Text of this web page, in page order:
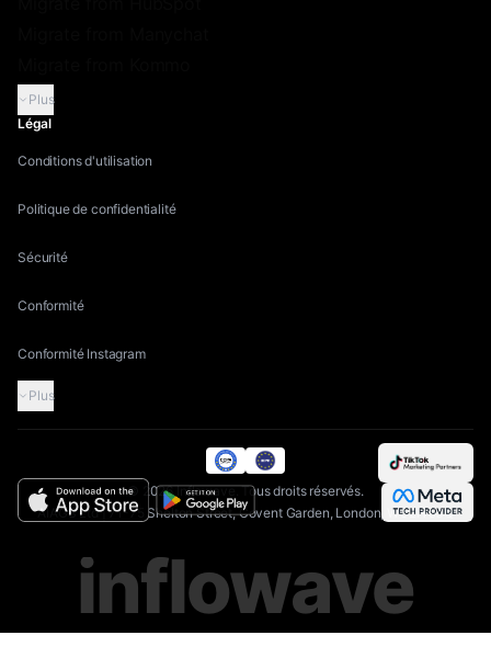
Plus
Légal
Conditions d'utilisation
Politique de confidentialité
Sécurité
Conformité
Conformité Instagram
Plus
© 2026Inflowave.Tous droits réservés.
AIAGS Ltd | 71-75 Shelton Street, Covent Garden, London, WC2H 9JQ
inflowave